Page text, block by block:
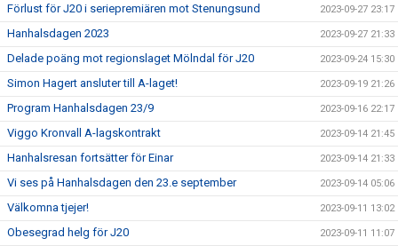
Förlust för J20 i seriepremiären mot Stenungsund 2023-09-27 23:17
Hanhalsdagen 2023 2023-09-27 21:33
Delade poäng mot regionslaget Mölndal för J20 2023-09-24 15:30
Simon Hagert ansluter till A-laget! 2023-09-19 21:26
Program Hanhalsdagen 23/9 2023-09-16 22:17
Viggo Kronvall A-lagskontrakt 2023-09-14 21:45
Hanhalsresan fortsätter för Einar 2023-09-14 21:33
Vi ses på Hanhalsdagen den 23.e september 2023-09-14 05:06
Välkomna tjejer! 2023-09-11 13:02
Obesegrad helg för J20 2023-09-11 11:07